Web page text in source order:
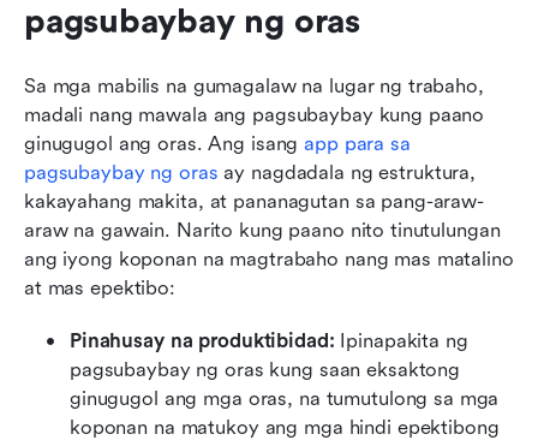
pagsubaybay ng oras
Sa mga mabilis na gumagalaw na lugar ng trabaho,
madali nang mawala ang pagsubaybay kung paano
ginugugol ang oras. Ang isang app para sa
pagsubaybay ng oras ay nagdadala ng estruktura,
kakayahang makita, at pananagutan sa pang-araw-
araw na gawain. Narito kung paano nito tinutulungan
ang iyong koponan na magtrabaho nang mas matalino
at mas epektibo:
Pinahusay na produktibidad: Ipinapakita ng
pagsubaybay ng oras kung saan eksaktong
ginugugol ang mga oras, na tumutulong sa mga
koponan na matukoy ang mga hindi epektibong